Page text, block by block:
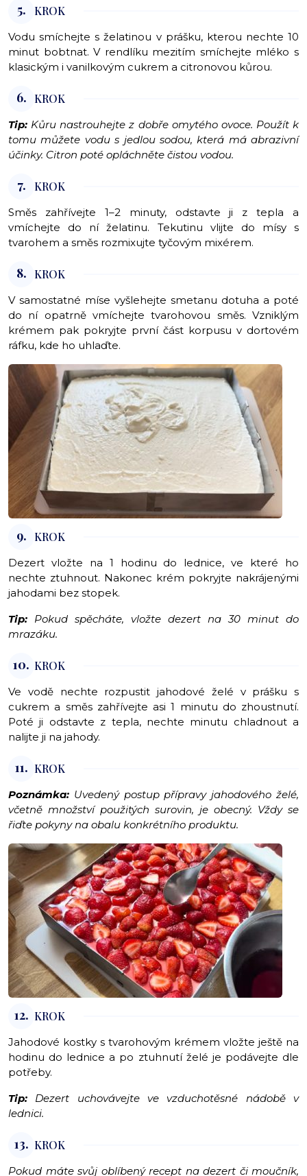
5. KROK
Vodu smíchejte s želatinou v prášku, kterou nechte 10
minut bobtnat. V rendlíku mezitím smíchejte mléko s
klasickým i vanilkovým cukrem a citronovou kůrou.
6. KROK
Tip: Kůru nastrouhejte z dobře omytého ovoce. Použít k
tomu můžete vodu s jedlou sodou, která má abrazivní
účinky. Citron poté opláchněte čistou vodou.
7. KROK
Směs zahřívejte 1–2 minuty, odstavte ji z tepla a
vmíchejte do ní želatinu. Tekutinu vlijte do mísy s
tvarohem a směs rozmixujte tyčovým mixérem.
8. KROK
V samostatné míse vyšlehejte smetanu dotuha a poté
do ní opatrně vmíchejte tvarohovou směs. Vzniklým
krémem pak pokryjte první část korpusu v dortovém
ráfku, kde ho uhlaďte.
9. KROK
Dezert vložte na 1 hodinu do lednice, ve které ho
nechte ztuhnout. Nakonec krém pokryjte nakrájenými
jahodami bez stopek.
Tip: Pokud spěcháte, vložte dezert na 30 minut do
mrazáku.
10. KROK
Ve vodě nechte rozpustit jahodové želé v prášku s
cukrem a směs zahřívejte asi 1 minutu do zhoustnutí.
Poté ji odstavte z tepla, nechte minutu chladnout a
nalijte ji na jahody.
11. KROK
Poznámka: Uvedený postup přípravy jahodového želé,
včetně množství použitých surovin, je obecný. Vždy se
řiďte pokyny na obalu konkrétního produktu.
12. KROK
Jahodové kostky s tvarohovým krémem vložte ještě na
hodinu do lednice a po ztuhnutí želé je podávejte dle
potřeby.
Tip: Dezert uchovávejte ve vzduchotěsné nádobě v
lednici.
13. KROK
Pokud máte svůj oblíbený recept na dezert či moučník,